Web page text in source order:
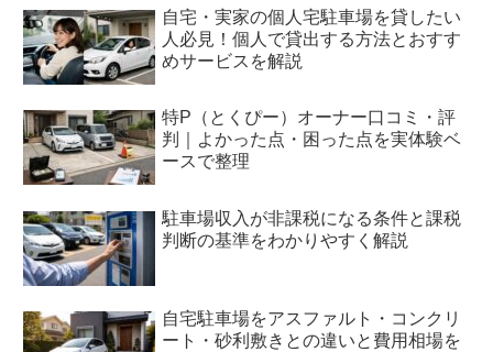
自宅・実家の個人宅駐車場を貸したい
人必見！個人で貸出する方法とおすす
めサービスを解説
特P（とくぴー）オーナー口コミ・評
判｜よかった点・困った点を実体験ベ
ースで整理
駐車場収入が非課税になる条件と課税
判断の基準をわかりやすく解説
自宅駐車場をアスファルト・コンクリ
ート・砂利敷きとの違いと費用相場を